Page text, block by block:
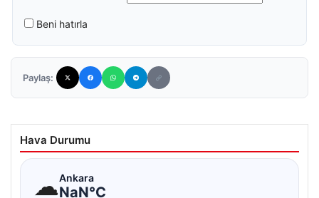
Beni hatırla
Paylaş:
Hava Durumu
☁Ankara
NaN°C